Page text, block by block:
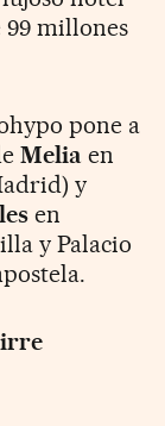
99 millones
pone a
Melia en
y
en
y Palacio